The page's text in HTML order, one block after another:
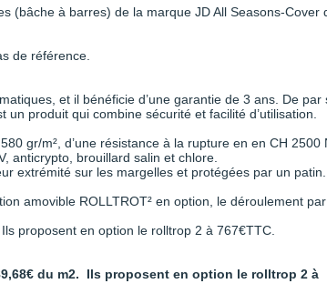
(bâche à barres) de la marque JD All Seasons-Cover
de référence.
et il bénéficie d’une garantie de 3 ans. De par
produit qui combine sécurité et facilité d’utilisation.
gr/m², d’une résistance à la rupture en en CH 2500
anticrypto, brouillard salin et chlore.
extrémité sur les margelles et protégées par un patin.
amovible ROLLTROT² en option, le déroulement par
proposent en option le rolltrop 2 à 767€TTC.
du m2. Ils proposent en option le rolltrop 2 à